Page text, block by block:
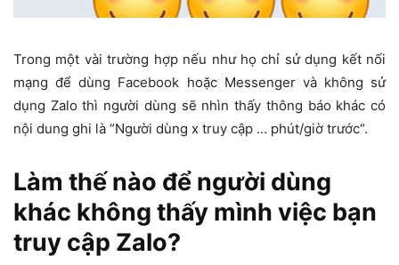
Trong một vài trường hợp nếu như họ chỉ sử dụng kết nối
mạng để dùng Facebook hoặc Messenger và không sử
dụng Zalo thì người dùng sẽ nhìn thấy thông báo khác có
nội dung ghi là “Người dùng x truy cập … phút/giờ trước“.
Làm thế nào để người dùng
khác không thấy mình việc bạn
truy cập Zalo?